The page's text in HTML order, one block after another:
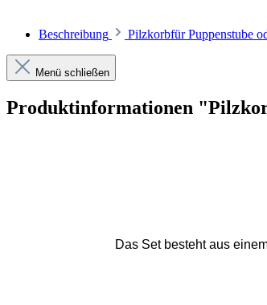
Beschreibung Pilzkorbfür Puppenstube
Menü schließen
Produktinformationen
Das Set besteht aus